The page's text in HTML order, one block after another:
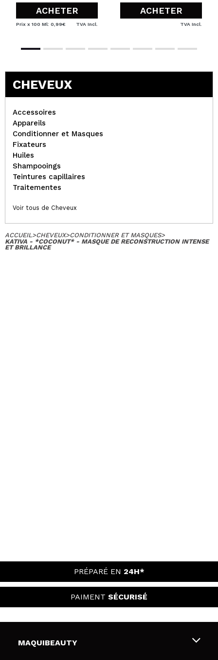
ACHETER
Prix x 100 Ml: 0,99€ TVA Incl.
ACHETER
TVA Incl.
CHEVEUX
Accessoires
Appareils
Conditionner et Masques
Fixateurs
Huiles
Shampooings
Teintures capillaires
Traitementes
Voir tous de Cheveux
ACCUEIL>CHEVEUX>CONDITIONNER ET MASQUES>
KATIVA - *COCONUT* - MASQUE DE RECONSTRUCTION INTENSE
ET BRILLANCE
PRÉPARÉ EN 24H*
PAIMENT SÉCURISÉ
MAQUIBEAUTY